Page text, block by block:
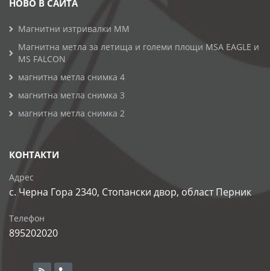
НОВО В САЙТА
Магнитни изтривалки MM
Магнитна метла за летища и големи площи MSA EAGLE и
MS FALCON
магнитна метла снимка 4
магнитна метла снимка 3
магнитна метла снимка 2
КОНТАКТИ
Адрес
с. Черна Гора 2340, Стопански двор, област Перник
Телефон
895202020